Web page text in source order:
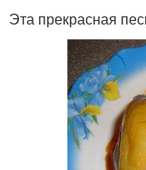
Эта прекрасная